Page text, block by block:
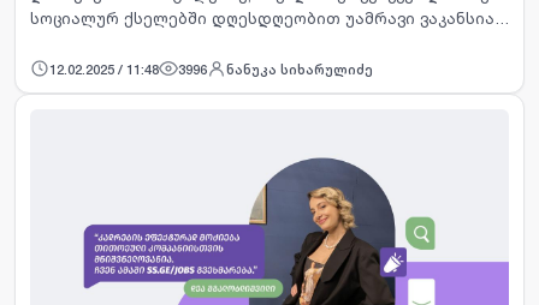
სოციალურ ქსელებში დღესდღეობით უამრავი ვაკანსია
ერთი მხრივ, მნიშვნელოვანია ამ პროცესში საკუთარი
უნარები …
12.02.2025 / 11:48 3996 ნანუკა სიხარულიძე